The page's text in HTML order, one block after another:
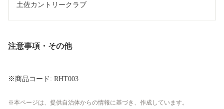
土佐カントリークラブ
注意事項・その他
※商品コード: RHT003
本ページは、提供自治体からの情報に基づき、作成しています。